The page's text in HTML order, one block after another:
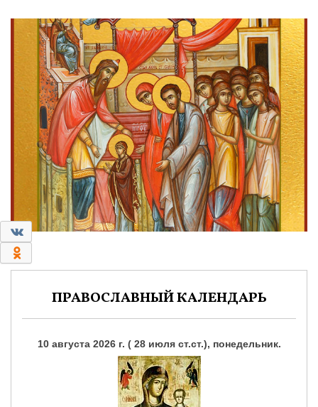
0
ПРАВОСЛАВНЫЙ КАЛЕНДАРЬ
10 августа 2026 г. ( 28 июля ст.ст.), понедельник.